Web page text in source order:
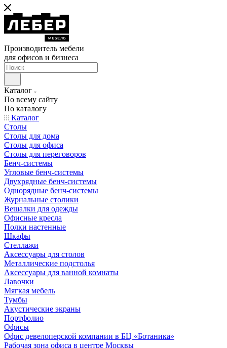
Производитель мебели
для офисов и бизнеса
Каталог
По всему сайту
По каталогу
Каталог
Столы
Столы для дома
Столы для офиса
Столы для переговоров
Бенч-системы
Угловые бенч-системы
Двухрядные бенч-системы
Однорядные бенч-системы
Журнальные столики
Вешалки для одежды
Офисные кресла
Полки настенные
Шкафы
Стеллажи
Аксессуары для столов
Металлические подстолья
Аксессуары для ванной комнаты
Лавочки
Мягкая мебель
Тумбы
Акустические экраны
Портфолио
Офисы
Офис девелоперской компании в БЦ «Ботаника»
Рабочая зона офиса в центре Москвы